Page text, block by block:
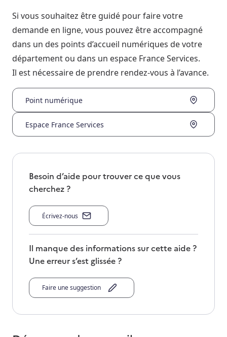
Si vous souhaitez être guidé pour faire votre
demande en ligne, vous pouvez être accompagné
dans un des points d’accueil numériques de votre
département ou dans un espace France Services.
Il est nécessaire de prendre rendez-vous à l’avance.
Point numérique
Espace France Services
Besoin d’aide pour trouver ce que vous
cherchez ?
Écrivez-nous
Il manque des informations sur cette aide ?
Une erreur s’est glissée ?
Faire une suggestion